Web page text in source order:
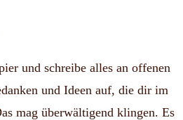
und schreibe alles an offenen
und Ideen auf, die dir im
mag überwältigend klingen. Es